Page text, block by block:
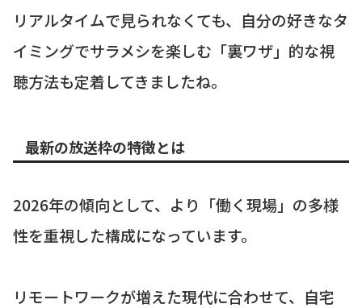
リアルタイムで見られなくても、自分の好きなタ
イミングでサラメシを楽しむ「裏ワザ」的な視
聴方法も定着してきましたね。
最新の放送枠の特徴とは
2026年の傾向として、より「働く現場」の多様
性を重視した構成になっています。
リモートワークが増えた現代に合わせて、自宅